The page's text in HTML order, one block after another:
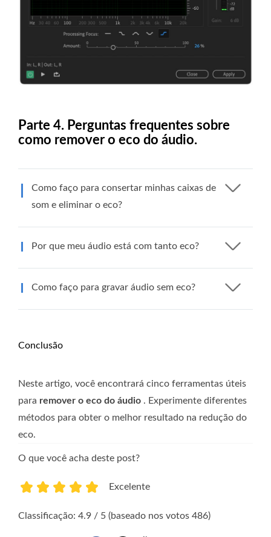
Parte 4. Perguntas frequentes sobre
como remover o eco do áudio.
Como faço para consertar minhas caixas de
som e eliminar o eco?
Por que meu áudio está com tanto eco?
Como faço para gravar áudio sem eco?
Conclusão
Neste artigo, você encontrará cinco ferramentas úteis
para remover o eco do áudio . Experimente diferentes
métodos para obter o melhor resultado na redução do
eco.
O que você acha deste post?
Excelente
Classificação: 4.9 / 5 (baseado nos votos 486)